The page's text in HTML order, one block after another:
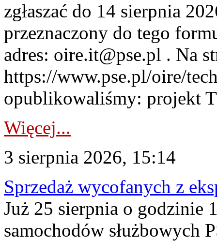
zgłaszać do 14 sierpnia
przeznaczony do tego
adres: oire.it@pse.pl . Na
https://www.pse.pl/oire/
opublikowaliśmy: projekt
Więcej...
3 sierpnia 2026, 15:14
Sprzedaż wycofanych z
Już 25 sierpnia o godzinie
samochodów służbowych